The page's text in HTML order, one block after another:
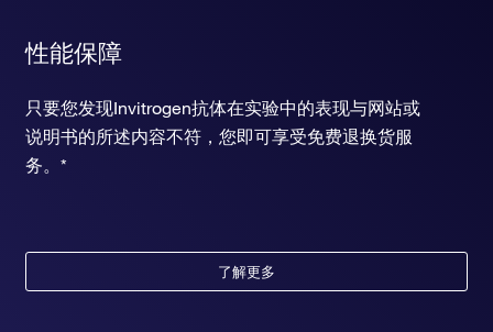
性能保障
只要您发现Invitrogen抗体在实验中的表现与网站或
说明书的所述内容不符，您即可享受免费退换货服
务。*
了解更多